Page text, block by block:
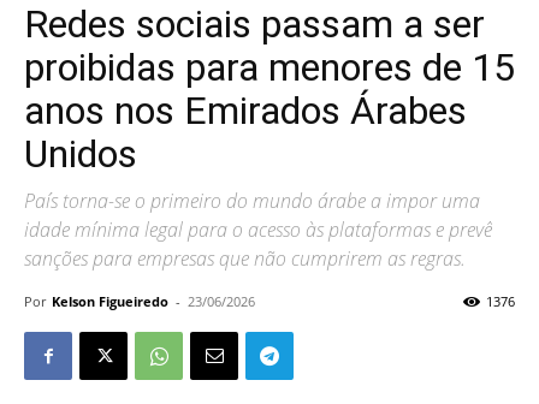
Redes sociais passam a ser
proibidas para menores de 15
anos nos Emirados Árabes
Unidos
País torna-se o primeiro do mundo árabe a impor uma
idade mínima legal para o acesso às plataformas e prevê
sanções para empresas que não cumprirem as regras.
Por Kelson Figueiredo - 23/06/2026 1376